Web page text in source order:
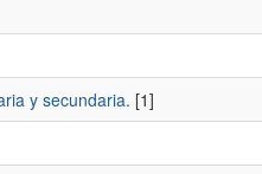
y secundaria. [1]